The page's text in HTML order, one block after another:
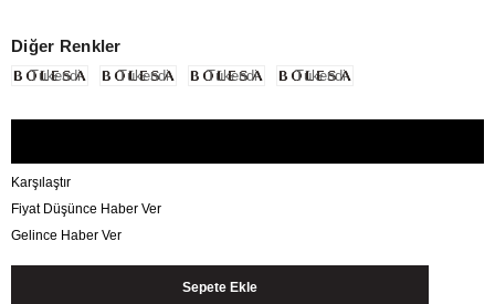
Diğer Renkler
Tükendi Tükendi Tükendi Tükendi
Karşılaştır
Fiyat Düşünce Haber Ver
Gelince Haber Ver